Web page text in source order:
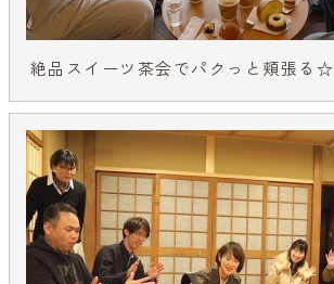
絶品スイーツ茶会でパクっと頬張る☆